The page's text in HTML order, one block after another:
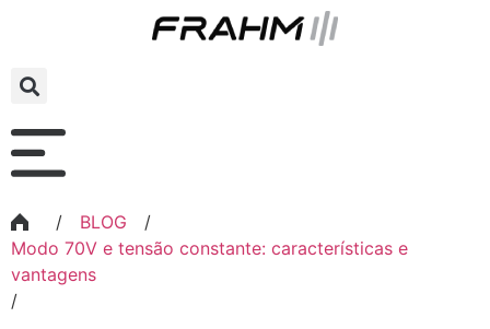
/ BLOG
/
Modo 70V e tensão constante: características e
vantagens
/